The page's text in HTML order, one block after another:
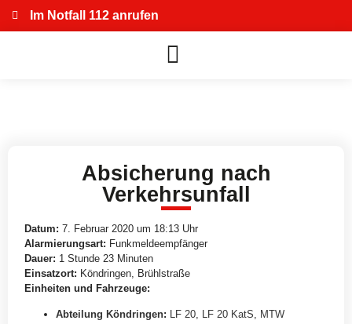
Im Notfall 112 anrufen
Absicherung nach
Verkehrsunfall
Datum: 7. Februar 2020 um 18:13 Uhr
Alarmierungsart: Funkmeldeempfänger
Dauer: 1 Stunde 23 Minuten
Einsatzort: Köndringen, Brühlstraße
Einheiten und Fahrzeuge:
Abteilung Köndringen: LF 20, LF 20 KatS, MTW